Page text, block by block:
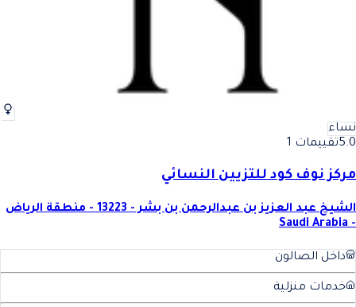
نساء
5.0تقييمات 1
مركز نوف كود للتزيين النسائي
الشيخ عبد العزيز بن عبدالرحمن بن بشر - 13223 - منطقة الرياض
- Saudi Arabia
داخل الصالون
خدمات منزلية